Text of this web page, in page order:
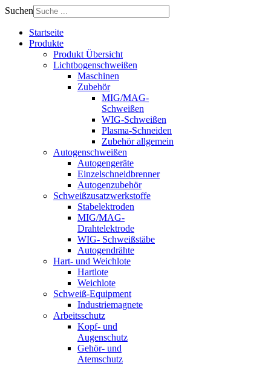
Suchen
Startseite
Produkte
Produkt Übersicht
Lichtbogenschweißen
Maschinen
Zubehör
MIG/MAG-
Schweißen
WIG-Schweißen
Plasma-Schneiden
Zubehör allgemein
Autogenschweißen
Autogengeräte
Einzelschneidbrenner
Autogenzubehör
Schweißzusatzwerkstoffe
Stabelektroden
MIG/MAG-
Drahtelektrode
WIG- Schweißstäbe
Autogendrähte
Hart- und Weichlote
Hartlote
Weichlote
Schweiß-Equipment
Industriemagnete
Arbeitsschutz
Kopf- und
Augenschutz
Gehör- und
Atemschutz